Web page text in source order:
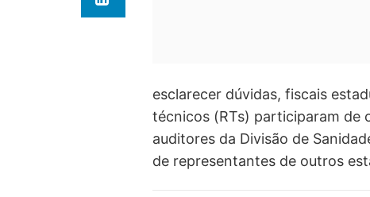
esclarecer dúvidas, fiscais
técnicos (RTs) participaram de
auditores da Divisão de
de representantes de outros